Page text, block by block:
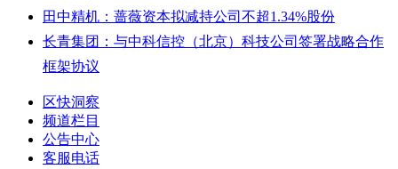
田中精机：蔷薇资本拟减持公司不超1.34%股份
长青集团：与中科信控（北京）科技公司签署战略合作
框架协议
区快洞察
频道栏目
公告中心
客服电话